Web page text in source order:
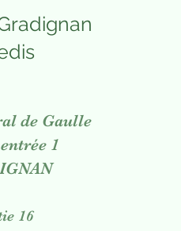
de Gaulle
1
16